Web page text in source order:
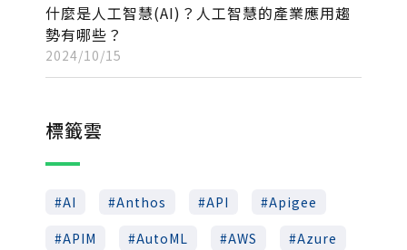
什麼是人工智慧(AI)？人工智慧的產業應用趨
勢有哪些？
2024/10/15
標籤雲
AI Anthos API
Apigee
APIM
AutoML AWS
Azure